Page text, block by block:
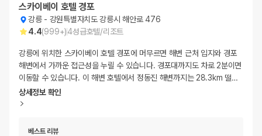
스카이베이 호텔 경포
강릉- 강원특별자치도 강릉시 해안로 476
4.4(999+)4성급호텔/리조트
강릉에 위치한 스카이베이 호텔 경포에 머무르면 해변 근처 입지와 경포
해변에서 가까운 접근성을 누릴 수 있습니다. 경포대까지도 차로 2분이면
이동할 수 있습니다. 이 해변 호텔에서 정동진 해변까지는 28.3km 떨…
상세정보 확인
베스트 리뷰